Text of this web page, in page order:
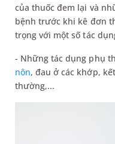
của thuốc đem lại và
bệnh trước khi kê đơn
trọng với một số tác
- Những tác dụng phụ
nôn, đau ở các khớp,
thường,...